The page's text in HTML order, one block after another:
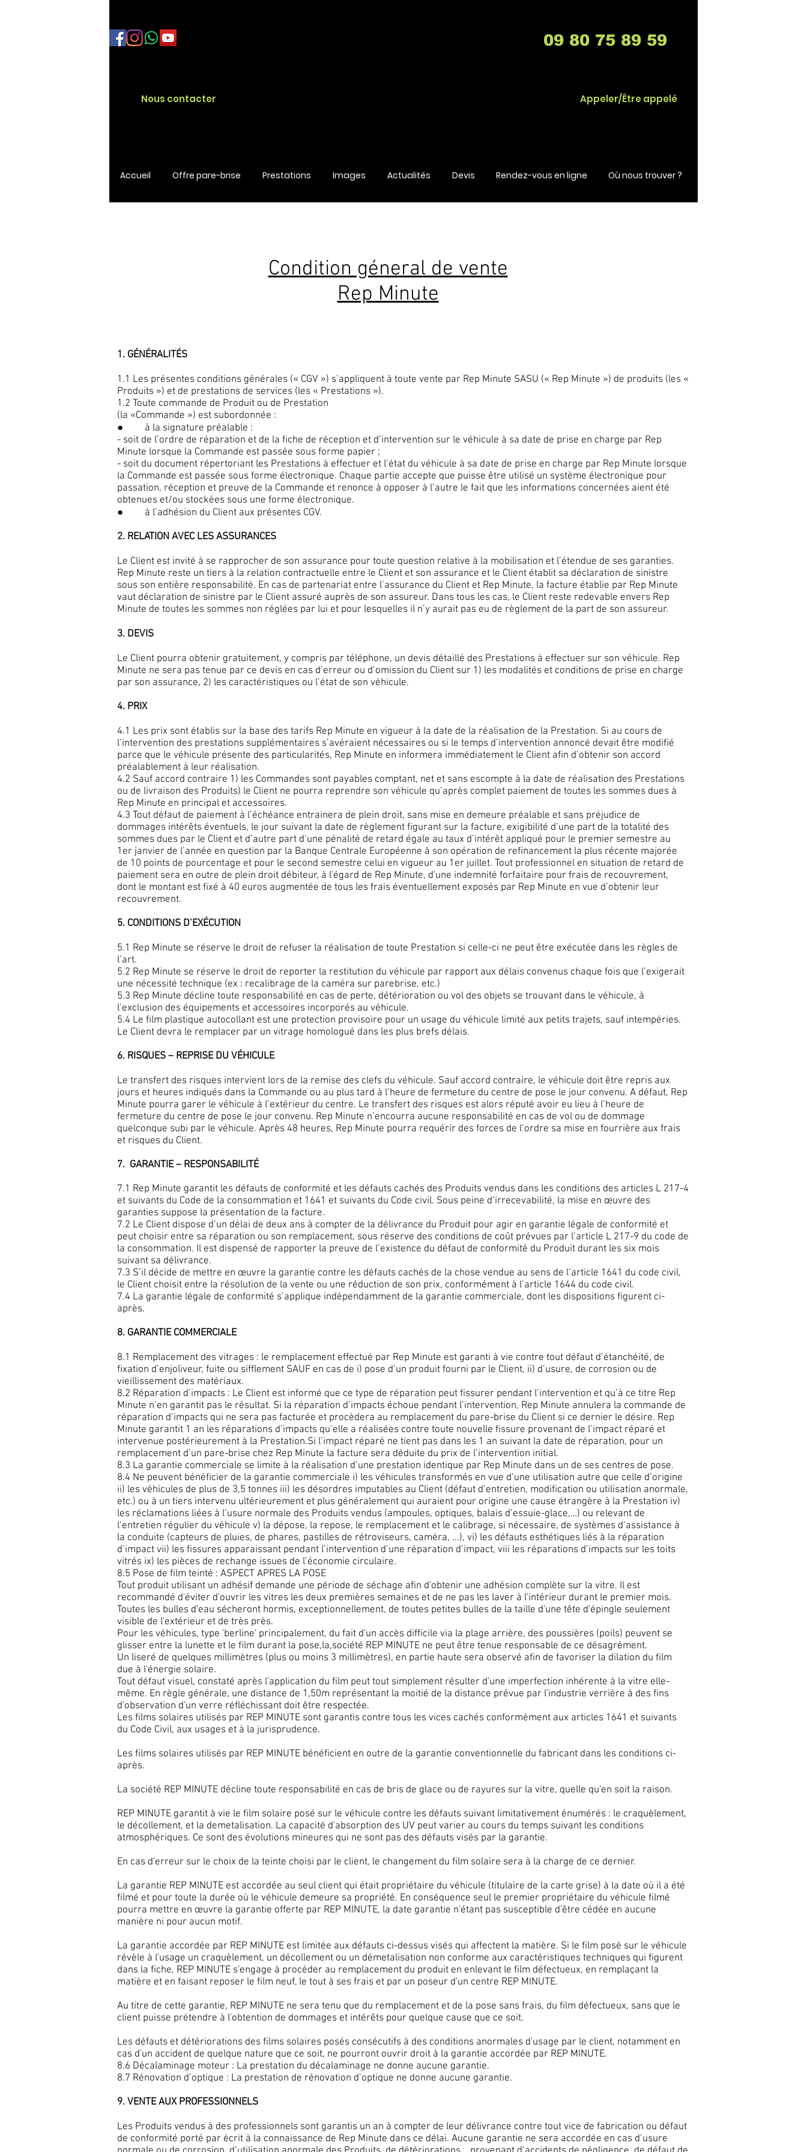
Nous contacter
09 80 75 89 59
Appeler/Être appelé
Accueil Offre pare-brise Prestations Images Actualités Devis Rendez-vous en ligne Où nous trouver ?
Condition géneral de vente
Rep Minute
1. GÉNÉRALITÉS
1.1 Les présentes conditions générales (« CGV ») s’appliquent à toute vente par Rep Minute SASU (« Rep Minute ») de produits (les «
Produits ») et de prestations de services (les « Prestations »).
1.2 Toute commande de Produit ou de Prestation
(la «Commande ») est subordonnée :
● à la signature préalable :
- soit de l’ordre de réparation et de la fiche de réception et d’intervention sur le véhicule à sa date de prise en charge par Rep
Minute lorsque la Commande est passée sous forme papier ;
- soit du document répertoriant les Prestations à effectuer et l’état du véhicule à sa date de prise en charge par Rep Minute lorsque
la Commande est passée sous forme électronique. Chaque partie accepte que puisse être utilisé un système électronique pour
passation, réception et preuve de la Commande et renonce à opposer à l’autre le fait que les informations concernées aient été
obtenues et/ou stockées sous une forme électronique.
● à l’adhésion du Client aux présentes CGV.
2. RELATION AVEC LES ASSURANCES
Le Client est invité à se rapprocher de son assurance pour toute question relative à la mobilisation et l’étendue de ses garanties.
Rep Minute reste un tiers à la relation contractuelle entre le Client et son assurance et le Client établit sa déclaration de sinistre
sous son entière responsabilité. En cas de partenariat entre l’assurance du Client et Rep Minute, la facture établie par Rep Minute
vaut déclaration de sinistre par le Client assuré auprès de son assureur. Dans tous les cas, le Client reste redevable envers Rep
Minute de toutes les sommes non réglées par lui et pour lesquelles il n’y aurait pas eu de règlement de la part de son assureur.
3. DEVIS
Le Client pourra obtenir gratuitement, y compris par téléphone, un devis détaillé des Prestations à effectuer sur son véhicule. Rep
Minute ne sera pas tenue par ce devis en cas d’erreur ou d’omission du Client sur 1) les modalités et conditions de prise en charge
par son assurance, 2) les caractéristiques ou l’état de son véhicule.
4. PRIX
4.1 Les prix sont établis sur la base des tarifs Rep Minute en vigueur à la date de la réalisation de la Prestation. Si au cours de
l’intervention des prestations supplémentaires s’avéraient nécessaires ou si le temps d’intervention annoncé devait être modifié
parce que le véhicule présente des particularités, Rep Minute en informera immédiatement le Client afin d’obtenir son accord
préalablement à leur réalisation.
4.2 Sauf accord contraire 1) les Commandes sont payables comptant, net et sans escompte à la date de réalisation des Prestations
ou de livraison des Produits) le Client ne pourra reprendre son véhicule qu’après complet paiement de toutes les sommes dues à
Rep Minute en principal et accessoires.
4.3 Tout défaut de paiement à l’échéance entrainera de plein droit, sans mise en demeure préalable et sans préjudice de
dommages intérêts éventuels, le jour suivant la date de règlement figurant sur la facture, exigibilité d’une part de la totalité des
sommes dues par le Client et d’autre part d’une pénalité de retard égale au taux d’intérêt appliqué pour le premier semestre au
1er janvier de l’année en question par la Banque Centrale Européenne à son opération de refinancement la plus récente majorée
de 10 points de pourcentage et pour le second semestre celui en vigueur au 1er juillet. Tout professionnel en situation de retard de
paiement sera en outre de plein droit débiteur, à l'égard de Rep Minute, d'une indemnité forfaitaire pour frais de recouvrement,
dont le montant est fixé à 40 euros augmentée de tous les frais éventuellement exposés par Rep Minute en vue d’obtenir leur
recouvrement.
5. CONDITIONS D’EXÉCUTION
5.1 Rep Minute se réserve le droit de refuser la réalisation de toute Prestation si celle-ci ne peut être exécutée dans les règles de
l’art.
5.2 Rep Minute se réserve le droit de reporter la restitution du véhicule par rapport aux délais convenus chaque fois que l’exigerait
une nécessité technique (ex : recalibrage de la caméra sur parebrise, etc.)
5.3 Rep Minute décline toute responsabilité en cas de perte, détérioration ou vol des objets se trouvant dans le véhicule, à
l’exclusion des équipements et accessoires incorporés au véhicule.
5.4 Le film plastique autocollant est une protection provisoire pour un usage du véhicule limité aux petits trajets, sauf intempéries.
Le Client devra le remplacer par un vitrage homologué dans les plus brefs délais.
6. RISQUES – REPRISE DU VÉHICULE
Le transfert des risques intervient lors de la remise des clefs du véhicule. Sauf accord contraire, le véhicule doit être repris aux
jours et heures indiqués dans la Commande ou au plus tard à l’heure de fermeture du centre de pose le jour convenu. A défaut, Rep
Minute pourra garer le véhicule à l’extérieur du centre. Le transfert des risques est alors réputé avoir eu lieu à l’heure de
fermeture du centre de pose le jour convenu. Rep Minute n’encourra aucune responsabilité en cas de vol ou de dommage
quelconque subi par le véhicule. Après 48 heures, Rep Minute pourra requérir des forces de l’ordre sa mise en fourrière aux frais
et risques du Client.
7. GARANTIE – RESPONSABILITÉ
7.1 Rep Minute garantit les défauts de conformité et les défauts cachés des Produits vendus dans les conditions des articles L 217-4
et suivants du Code de la consommation et 1641 et suivants du Code civil. Sous peine d’irrecevabilité, la mise en œuvre des
garanties suppose la présentation de la facture.
7.2 Le Client dispose d’un délai de deux ans à compter de la délivrance du Produit pour agir en garantie légale de conformité et
peut choisir entre sa réparation ou son remplacement, sous réserve des conditions de coût prévues par l’article L 217-9 du code de
la consommation. Il est dispensé de rapporter la preuve de l’existence du défaut de conformité du Produit durant les six mois
suivant sa délivrance.
7.3 S’il décide de mettre en œuvre la garantie contre les défauts cachés de la chose vendue au sens de l’article 1641 du code civil,
le Client choisit entre la résolution de la vente ou une réduction de son prix, conformément à l’article 1644 du code civil.
7.4 La garantie légale de conformité s’applique indépendamment de la garantie commerciale, dont les dispositions figurent ci-
après.
8. GARANTIE COMMERCIALE
8.1 Remplacement des vitrages : le remplacement effectué par Rep Minute est garanti à vie contre tout défaut d’étanchéité, de
fixation d’enjoliveur, fuite ou sifflement SAUF en cas de i) pose d’un produit fourni par le Client, ii) d’usure, de corrosion ou de
vieillissement des matériaux.
8.2 Réparation d’impacts : Le Client est informé que ce type de réparation peut fissurer pendant l’intervention et qu’à ce titre Rep
Minute n’en garantit pas le résultat. Si la réparation d’impacts échoue pendant l’intervention, Rep Minute annulera la commande de
réparation d’impacts qui ne sera pas facturée et procèdera au remplacement du pare-brise du Client si ce dernier le désire. Rep
Minute garantit 1 an les réparations d’impacts qu’elle a réalisées contre toute nouvelle fissure provenant de l’impact réparé et
intervenue postérieurement à la Prestation.Si l’impact réparé ne tient pas dans les 1 an suivant la date de réparation, pour un
remplacement d’un pare-brise chez Rep Minute la facture sera déduite du prix de l’intervention initial.
8.3 La garantie commerciale se limite à la réalisation d’une prestation identique par Rep Minute dans un de ses centres de pose.
8.4 Ne peuvent bénéficier de la garantie commerciale i) les véhicules transformés en vue d’une utilisation autre que celle d’origine
ii) les véhicules de plus de 3,5 tonnes iii) les désordres imputables au Client (défaut d’entretien, modification ou utilisation anormale,
etc.) ou à un tiers intervenu ultérieurement et plus généralement qui auraient pour origine une cause étrangère à la Prestation iv)
les réclamations liées à l’usure normale des Produits vendus (ampoules, optiques, balais d’essuie-glace,…) ou relevant de
l’entretien régulier du véhicule v) la dépose, la repose, le remplacement et le calibrage, si nécessaire, de systèmes d’assistance à
la conduite (capteurs de pluies, de phares, pastilles de rétroviseurs, caméra, ...), vi) les défauts esthétiques liés à la réparation
d’impact vii) les fissures apparaissant pendant l’intervention d’une réparation d’impact, viii les réparations d’impacts sur les toits
vitrés ix) les pièces de rechange issues de l’économie circulaire.
8.5 Pose de film teinté : ASPECT APRES LA POSE
Tout produit utilisant un adhésif demande une période de séchage afin d'obtenir une adhésion complète sur la vitre. Il est
recommandé d'éviter d'ouvrir les vitres les deux premières semaines et de ne pas les laver à l'intérieur durant le premier mois.
Toutes les bulles d'eau sécheront hormis, exceptionnellement, de toutes petites bulles de la taille d'une tête d'épingle seulement
visible de l'extérieur et de très près.
Pour les véhicules, type 'berline' principalement, du fait d'un accès difficile via la plage arrière, des poussières (poils) peuvent se
glisser entre la lunette et le film durant la pose,la,société REP MINUTE ne peut être tenue responsable de ce désagrément.
Un liseré de quelques millimètres (plus ou moins 3 millimètres), en partie haute sera observé afin de favoriser la dilation du film
due à l'énergie solaire.
Tout défaut visuel, constaté après l'application du film peut tout simplement résulter d'une imperfection inhérente à la vitre elle-
même. En règle générale, une distance de 1,50m représentant la moitié de la distance prévue par l'industrie verrière à des fins
d'observation d'un verre réfléchissant doit être respectée.
Les films solaires utilisés par REP MINUTE sont garantis contre tous les vices cachés conformément aux articles 1641 et suivants
du Code Civil, aux usages et à la jurisprudence.
Les films solaires utilisés par REP MINUTE bénéficient en outre de la garantie conventionnelle du fabricant dans les conditions ci-
après.
La société REP MINUTE décline toute responsabilité en cas de bris de glace ou de rayures sur la vitre, quelle qu'en soit la raison.
REP MINUTE garantit à vie le film solaire posé sur le véhicule contre les défauts suivant limitativement énumérés : le craquèlement,
le décollement, et la demetalisation. La capacité d'absorption des UV peut varier au cours du temps suivant les conditions
atmosphériques. Ce sont des évolutions mineures qui ne sont pas des défauts visés par la garantie.
En cas d'erreur sur le choix de la teinte choisi par le client, le changement du film solaire sera à la charge de ce dernier.
La garantie REP MINUTE est accordée au seul client qui était propriétaire du véhicule (titulaire de la carte grise) à la date où il a été
filmé et pour toute la durée où le véhicule demeure sa propriété. En conséquence seul le premier propriétaire du véhicule filmé
pourra mettre en œuvre la garantie offerte par REP MINUTE, la date garantie n'étant pas susceptible d'être cédée en aucune
manière ni pour aucun motif.
La garantie accordée par REP MINUTE est limitée aux défauts ci-dessus visés qui affectent la matière. Si le film posé sur le véhicule
révèle à l'usage un craquèlement, un décollement ou un démetalisation non conforme aux caractéristiques techniques qui figurent
dans la fiche, REP MINUTE s'engage à procéder au remplacement du produit en enlevant le film défectueux, en remplaçant la
matière et en faisant reposer le film neuf, le tout à ses frais et par un poseur d'un centre REP MINUTE.
Au titre de cette garantie, REP MINUTE ne sera tenu que du remplacement et de la pose sans frais, du film défectueux, sans que le
client puisse prétendre à l'obtention de dommages et intérêts pour quelque cause que ce soit.
Les défauts et détériorations des films solaires posés consécutifs à des conditions anormales d'usage par le client, notamment en
cas d'un accident de quelque nature que ce soit, ne pourront ouvrir droit à la garantie accordée par REP MINUTE.
8.6 Décalaminage moteur : La prestation du décalaminage ne donne aucune garantie.
8.7 Rénovation d’optique : La prestation de rénovation d’optique ne donne aucune garantie.
9. VENTE AUX PROFESSIONNELS
Les Produits vendus à des professionnels sont garantis un an à compter de leur délivrance contre tout vice de fabrication ou défaut
de conformité porté par écrit à la connaissance de Rep Minute dans ce délai. Aucune garantie ne sera accordée en cas d’usure